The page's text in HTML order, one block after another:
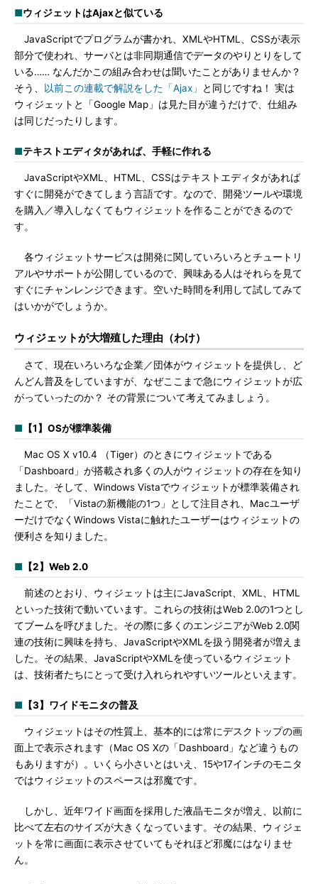
■ウィジェットはAjaxと似ている
JavaScriptでプログラムが書かれ、XMLやHTML、CSSが表示
部分で使われ、サーバとは非同期通信でデータのやりとりをして
いる…… なんだかこの組み合わせは聞いたことがありませんか？
そう、
以前この連載で解説をした「Ajax」
と同じですね！ 実は
ウィジェットと「Google Map」は見た目が違うだけで、仕組み
は同じだったりします。
■テキストエディタがあれば、手軽に作れる
JavaScriptやXML、HTML、CSSはテキストエディタがあれば
すぐに開発ができてしまう言語です。なので、開発ツールや環境
を購入／導入しなくてもウィジェットを作ることができるので
す。
各ウィジェットサービスは開発に関していろいろとチュートリ
アルやサポートが公開しているので、興味ある人はそれらを見て
すぐにチャンレンジできます。空いた時間を利用して試してみて
はいかがでしょうか。
ウィジェットが大増殖した理由（わけ）
さて、現在いろいろな企業／団体がウィジェットを提供し、ど
んどん普及をしていますが、なぜここまで急にウィジェットが広
がっていったのか？ その背景について考えてみましょう。
■ 【1】OSが標準装備
Mac OS X v10.4 （Tiger）のときにウィジェットである
「Dashboard」が搭載され多くの人がウィジェットの存在を知り
ました。そして、Windows Vistaでウィジェットが標準装備され
たことで、「Vistaの新機能の1つ」として注目され、Macユーザ
ーだけでなくWindows Vistaに触れたユーザーはウィジェットの
便利さを知りました。
■ 【2】Web 2.0
前述のとおり、ウィジェットは主にJavaScript、XML、HTML
といった技術で動いています。これらの技術はWeb 2.0の1つとし
てブームを呼びました。その際に多くのエンジニアがWeb 2.0関
連の技術に興味を持ち、JavaScriptやXMLを扱う開発者が増えま
した。その結果、JavaScriptやXMLを使っているウィジェット
は、技術者たちにとって受け入れられやすいツールといえます。
■ 【3】ワイドモニタの普及
ウィジェットはその性質上、基本的には常にデスクトップの画
面上で表示されます（Mac OS Xの「Dashboard」など違うもの
もありますが）。いくら小さいとはいえ、15や17インチのモニタ
ではウィジェットのスペースは邪魔です。
しかし、近年ワイド画面を採用した液晶モニタが増え、以前に
比べて左右のサイズが大きくなっています。その結果、ウィジェ
ットを常に画面に表示させていてもそれほど邪魔にはなりませ
ん。